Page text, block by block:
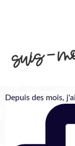
suis-
Depuis des mois,